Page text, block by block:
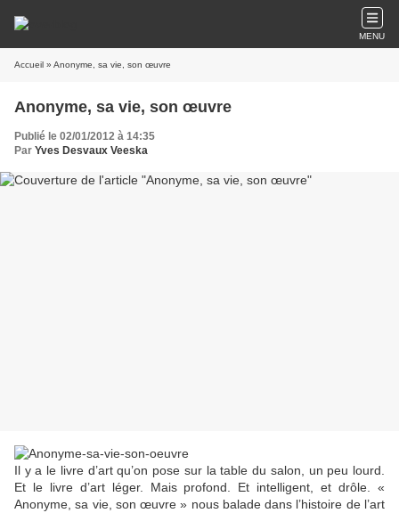
MENU
Accueil » Anonyme, sa vie, son œuvre
Anonyme, sa vie, son œuvre
Publié le 02/01/2012 à 14:35
Par Yves Desvaux Veeska
Il y a le livre d’art qu’on pose sur la table du salon, un peu lourd.
Et le livre d’art léger. Mais profond. Et intelligent, et drôle. «
Anonyme, sa vie, son œuvre » nous balade dans l’histoire de l’art